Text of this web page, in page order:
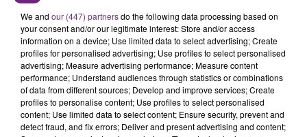
LE MAGASIN JOUÉCLUB DE REIMS FERME
SES PORTES
C'était l'une des institutions du centre-ville
rémois. Le magasin JouéClub est contraint de
fermer ses portes.
TITRES DIFFUSÉS
19h12
19h12 19h08
19h08
We and our (447) partnersdo the following data processing based on
your consent and/or our legitimate interest: Store and/or access
information on a device; Use limited data to select advertising; Create
profiles for personalised advertising; Use profiles to select personalised
advertising; Measure advertising performance; Measure content
performance; Understand audiences through statistics or combinations
of data from different sources; Develop and improve services; Create
profiles to personalise content; Use profiles to select personalised
content; Use limited data to select content; Ensure security, prevent and
detect fraud, and fix errors; Deliver and present advertising and content;